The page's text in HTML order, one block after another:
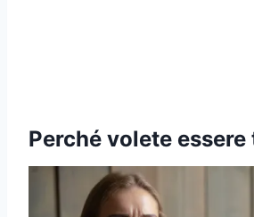
Perché volete